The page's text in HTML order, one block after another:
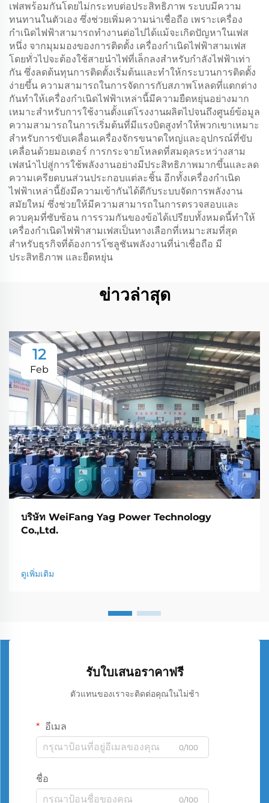
เฟสพร้อมกันโดยไม่กระทบต่อประสิทธิภาพ ระบบมีความ
ทนทานในตัวเอง ซึ่งช่วยเพิ่มความน่าเชื่อถือ เพราะเครื่อง
กำเนิดไฟฟ้าสามารถทำงานต่อไปได้แม้จะเกิดปัญหาในเฟส
หนึ่ง จากมุมมองของการติดตั้ง เครื่องกำเนิดไฟฟ้าสามเฟส
โดยทั่วไปจะต้องใช้สายนำไฟที่เล็กลงสำหรับกำลังไฟฟ้าเท่า
กัน ซึ่งลดต้นทุนการติดตั้งเริ่มต้นและทำให้กระบวนการติดตั้ง
ง่ายขึ้น ความสามารถในการจัดการกับสภาพโหลดที่แตกต่าง
กันทำให้เครื่องกำเนิดไฟฟ้าเหล่านี้มีความยืดหยุ่นอย่างมาก
เหมาะสำหรับการใช้งานตั้งแต่โรงงานผลิตไปจนถึงศูนย์ข้อมูล
ความสามารถในการเริ่มต้นที่มีแรงบิดสูงทำให้พวกเขาเหมาะ
สำหรับการขับเคลื่อนเครื่องจักรขนาดใหญ่และอุปกรณ์ที่ขับ
เคลื่อนด้วยมอเตอร์ การกระจายโหลดที่สมดุลระหว่างสาม
เฟสนำไปสู่การใช้พลังงานอย่างมีประสิทธิภาพมากขึ้นและลด
ความเครียดบนส่วนประกอบแต่ละชิ้น อีกทั้งเครื่องกำเนิด
ไฟฟ้าเหล่านี้ยังมีความเข้ากันได้ดีกับระบบจัดการพลังงาน
สมัยใหม่ ซึ่งช่วยให้มีความสามารถในการตรวจสอบและ
ควบคุมที่ซับซ้อน การรวมกันของข้อได้เปรียบทั้งหมดนี้ทำให้
เครื่องกำเนิดไฟฟ้าสามเฟสเป็นทางเลือกที่เหมาะสมที่สุด
สำหรับธุรกิจที่ต้องการโซลูชันพลังงานที่น่าเชื่อถือ มี
ประสิทธิภาพ และยืดหยุ่น
ข่าวล่าสุด
12
Feb
บริษัท WeiFang Yag Power Technology
Co.,Ltd.
ดูเพิ่มเติม
รับใบเสนอราคาฟรี
ตัวแทนของเราจะติดต่อคุณในไม่ช้า
อีเมล
0/100
ชื่อ
0/100